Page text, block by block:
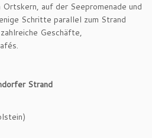
auf der Seepromenade und
Schritte parallel zum Strand
Geschäfte,
Strand